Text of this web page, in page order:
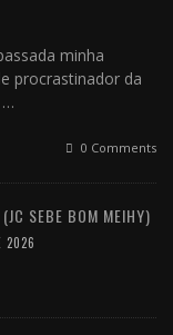
minha
procrastinador da
…
0 Comments
SEBE BOM MEIHY)
2026